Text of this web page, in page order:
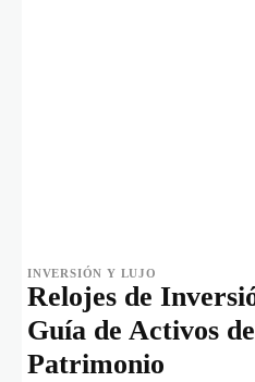
INVERSIÓN Y LUJO
Relojes de
Guía de Activos
Patrimonio